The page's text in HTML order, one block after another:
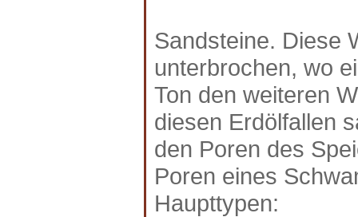
Sandsteine. Diese
unterbrochen, wo
Ton den weiteren
diesen Erdölfallen
den Poren des
Poren eines
Haupttypen: